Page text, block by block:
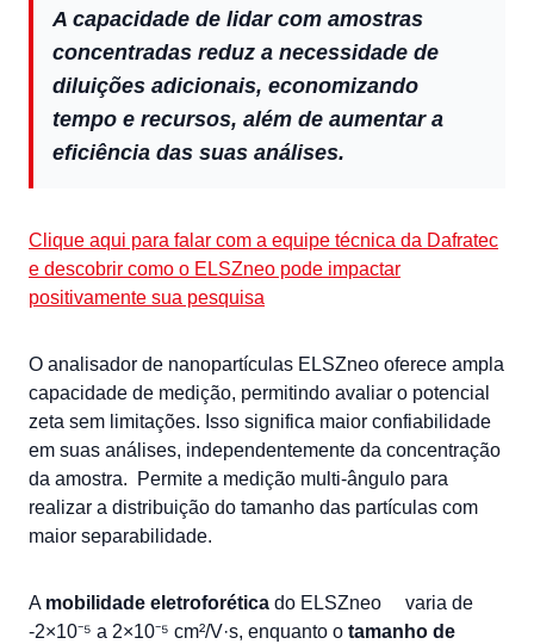
A capacidade de lidar com amostras
concentradas reduz a necessidade de
diluições adicionais, economizando
tempo e recursos, além de aumentar a
eficiência das suas análises.
Clique aqui para falar com a equipe técnica da Dafratec
e descobrir como o ELSZneo pode impactar
positivamente sua pesquisa
O analisador de nanopartículas ELSZneo oferece ampla
capacidade de medição, permitindo avaliar o potencial
zeta sem limitações. Isso significa maior confiabilidade
em suas análises, independentemente da concentração
da amostra.
Permite a medição multi-ângulo para
realizar a distribuição do tamanho das partículas com
maior separabilidade.
A mobilidade eletroforética do ELSZneo
varia de
-2×10⁻⁵ a 2×10⁻⁵ cm²/V·s, enquanto o tamanho de